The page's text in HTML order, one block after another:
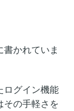
書かれていま
ログイン機能
その手軽さを